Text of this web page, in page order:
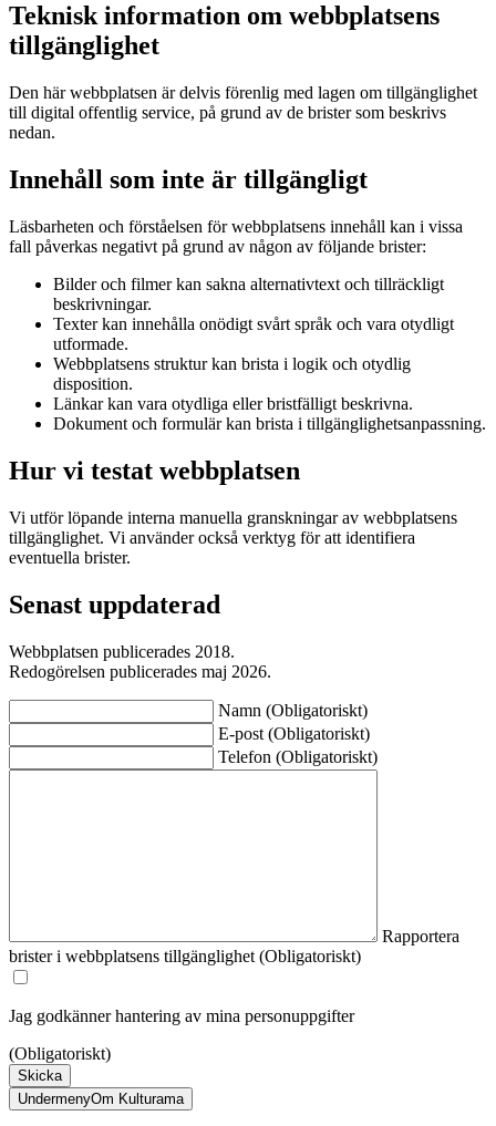
Teknisk information om webbplatsens
tillgänglighet
Den här webbplatsen är delvis förenlig med lagen om tillgänglighet
till digital offentlig service, på grund av de brister som beskrivs
nedan.
Innehåll som inte är tillgängligt
Läsbarheten och förståelsen för webbplatsens innehåll kan i vissa
fall påverkas negativt på grund av någon av följande brister:
Bilder och filmer kan sakna alternativtext och tillräckligt
beskrivningar.
Texter kan innehålla onödigt svårt språk och vara otydligt
utformade.
Webbplatsens struktur kan brista i logik och otydlig
disposition.
Länkar kan vara otydliga eller bristfälligt beskrivna.
Dokument och formulär kan brista i tillgänglighetsanpassning.
Hur vi testat webbplatsen
Vi utför löpande interna manuella granskningar av webbplatsens
tillgänglighet. Vi använder också verktyg för att identifiera
eventuella brister.
Senast uppdaterad
Webbplatsen publicerades 2018.
Redogörelsen publicerades maj 2026.
Namn (Obligatoriskt)
E-post (Obligatoriskt)
Telefon (Obligatoriskt)
Rapportera
brister i webbplatsens tillgänglighet (Obligatoriskt)
Jag godkänner hantering av mina personuppgifter
(Obligatoriskt)
Skicka
UndermenyOm Kulturama